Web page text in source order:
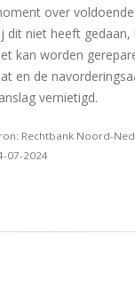
over
dit niet heeft
kan worden
en de
vernietigd.
Rechtbank Noord-
07-2024